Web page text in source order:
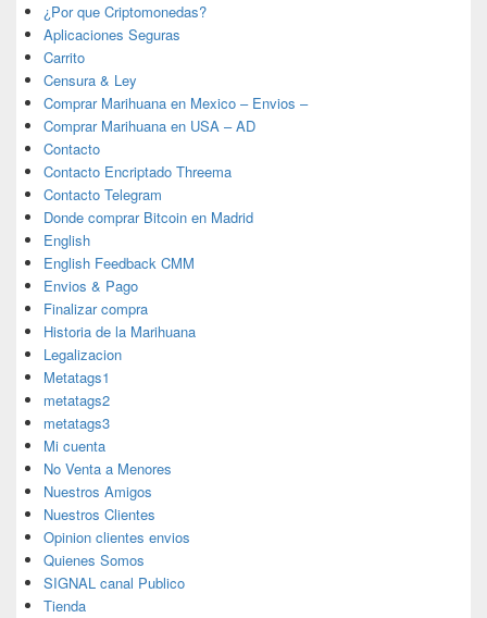
¿Por que Criptomonedas?
Aplicaciones Seguras
Carrito
Censura & Ley
Comprar Marihuana en Mexico – Envios –
Comprar Marihuana en USA – AD
Contacto
Contacto Encriptado Threema
Contacto Telegram
Donde comprar Bitcoin en Madrid
English
English Feedback CMM
Envios & Pago
Finalizar compra
Historia de la Marihuana
Legalizacion
Metatags1
metatags2
metatags3
Mi cuenta
No Venta a Menores
Nuestros Amigos
Nuestros Clientes
Opinion clientes envios
Quienes Somos
SIGNAL canal Publico
Tienda